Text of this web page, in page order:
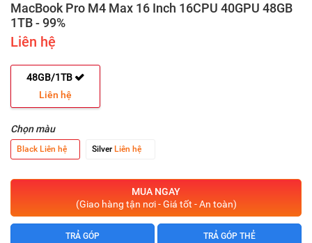
MacBook Pro M4 Max 16 Inch 16CPU 40GPU 48GB
1TB - 99%
Liên hệ
48GB/1TB
Liên hệ
Chọn màu
Black Liên hệ Silver Liên hệ
MUA NGAY
(Giao hàng tận nơi - Giá tốt - An toàn)
TRẢ GÓP
TRẢ GÓP THẺ